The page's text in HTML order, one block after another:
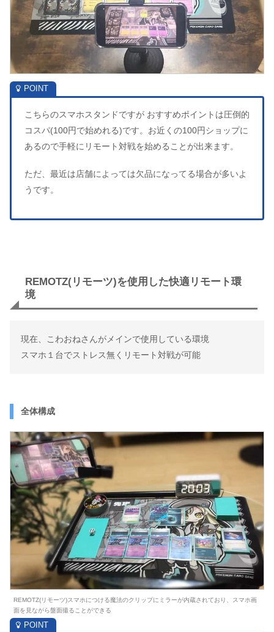
こちらのスマホスタンドですが おすすめポイントは圧倒的
コスパ(100円で始めれる)です。お近くの100円ショップに
あるので手軽にリモート対戦を始めることが出来ます。
ただ、最近は店舗によっては欠品になってる場合が多いよ
うです。
REMOTZ(リモーツ)を使用した快適リモート環
境
現在、こわおねさんがメインで使用している環境
スマホ１台でストレス無くリモート対戦が可能
全体構成
REMOTZ(リモーツ)スマホにつける魔法のクリップにミラーが内蔵されており、スマホ画
面を見ながら盤面撮ることができる